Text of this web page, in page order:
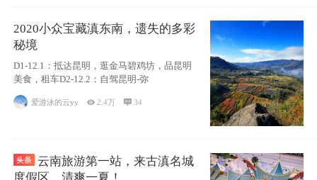
2020小众宝藏滇东南，遗失的多彩
秘境
D1-12.1：抵达昆明，逛金马碧鸡坊，品昆明
美食，租车D2-12.2：自驾昆明-弥
爱游泳的云yy 2.4万  34
云南旅游第一站，来古滇名城